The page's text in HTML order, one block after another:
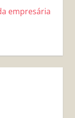
empresária